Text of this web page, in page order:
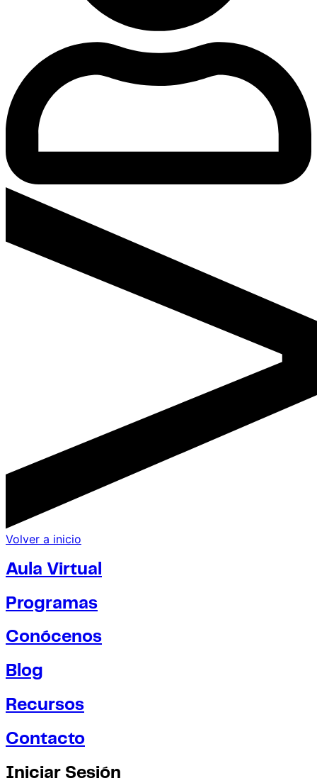
Volver a inicio
Aula Virtual
Programas
Conócenos
Blog
Recursos
Contacto
Iniciar Sesión